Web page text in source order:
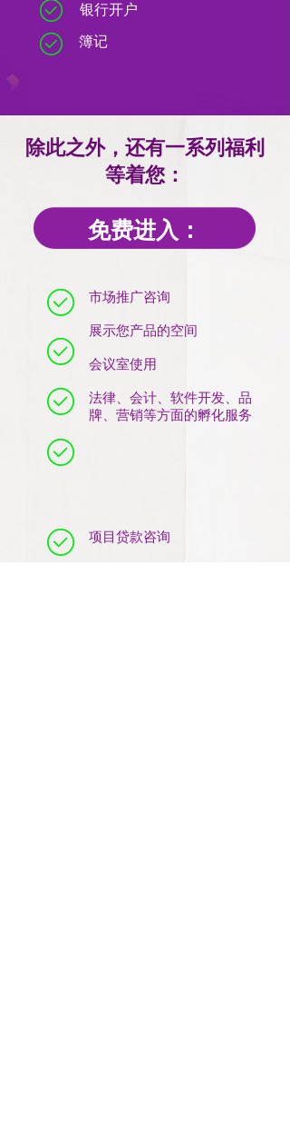
银行开户
簿记
除此之外，还有一系列福利
等着您：
免费进入：
市场推广咨询
展示您产品的空间
会议室使用
法律、会计、软件开发、品
牌、营销等方面的孵化服务
项目贷款咨询